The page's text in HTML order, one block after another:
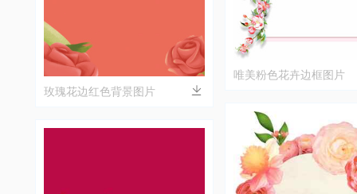
玫瑰花边红色背景图片
唯美粉色花卉边框图片